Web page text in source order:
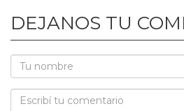
DEJANOS TU